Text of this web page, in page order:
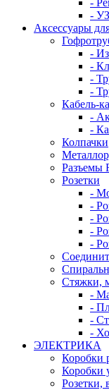
-
-
Аксессуары
-
-
-
-
Кабель-
-
-
Колпачки
Разъемы
Розетки
-
-
-
-
-
Стяжки,
-
-
-
-
ЭЛЕКТРИКА
Коробки
Коробки
Розетки,